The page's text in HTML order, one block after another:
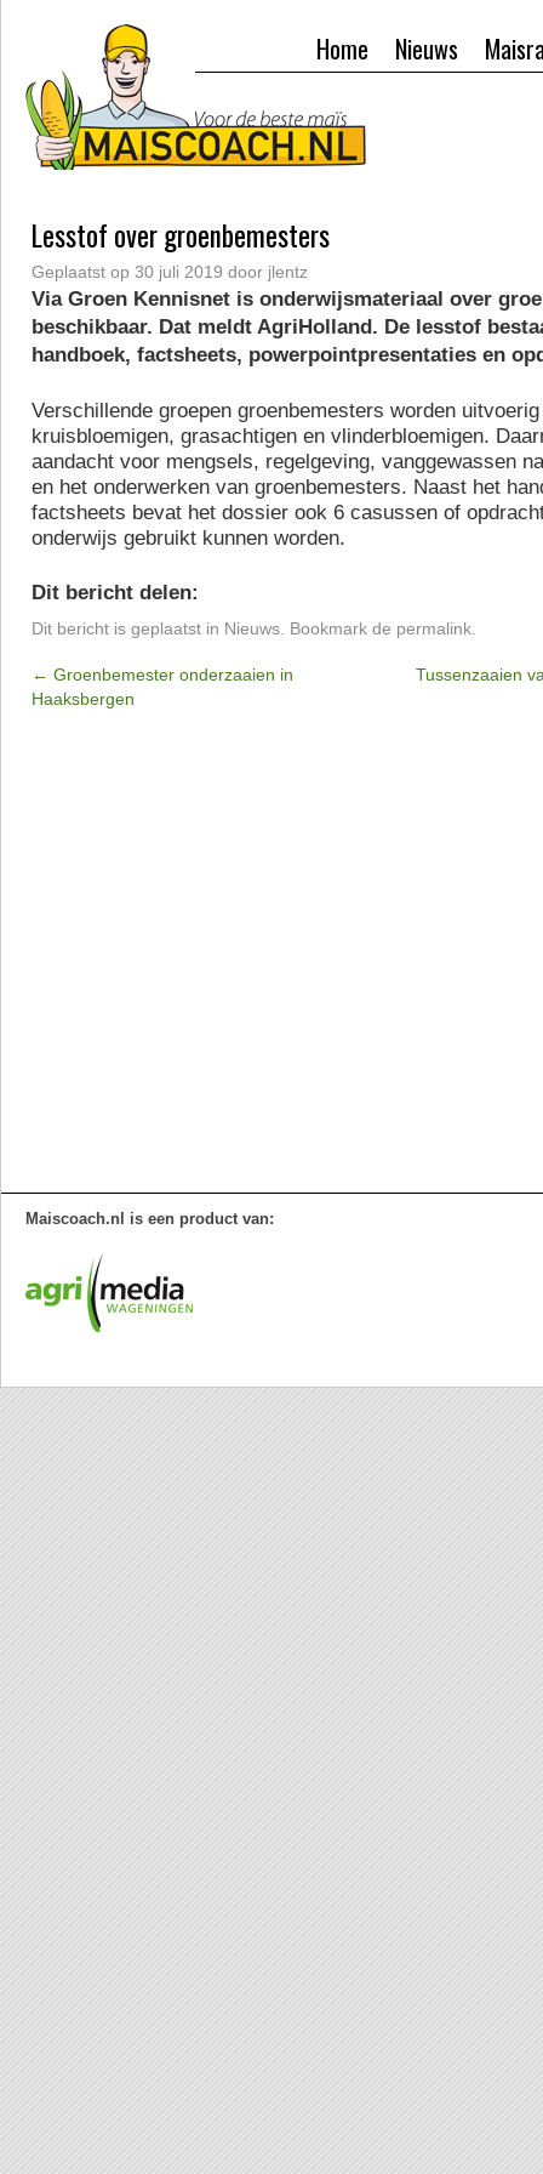
Nieuws
Home
Lesstof over groenbemesters
Geplaatst op 30 juli 2019 door jlentz
Via Groen Kennisnet is onderwijsmateriaal over
beschikbaar. Dat meldt AgriHolland. De lesstof
handboek, factsheets, powerpointpresentaties en
Verschillende groepen groenbemesters worden
kruisbloemigen, grasachtigen en vlinderbloemigen.
aandacht voor mengsels, regelgeving, vanggewassen
en het onderwerken van groenbemesters. Naast het
factsheets bevat het dossier ook 6 casussen of
onderwijs gebruikt kunnen worden.
Dit bericht delen:
Dit bericht is geplaatst in Nieuws . Bookmark de permalink
← Groenbemester onderzaaien in
Haaksbergen
Tussenzaaien
Maiscoach.nl is een product van: